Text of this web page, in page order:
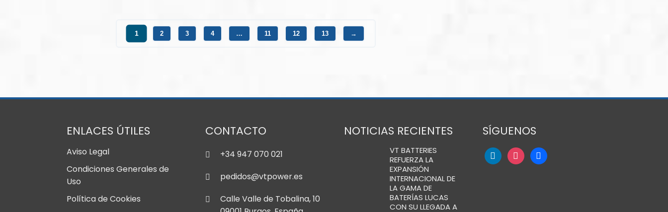
1 2 3 4 … 11 12 13 →
ENLACES ÚTILES
Aviso Legal
Condiciones Generales de
Uso
Política de Cookies
CONTACTO
+34 947 070 021
pedidos@vtpower.es
Calle Valle de Tobalina, 10
NOTICIAS RECIENTES
VT BATTERIES
REFUERZA LA
EXPANSIÓN
INTERNACIONAL DE
LA GAMA DE
BATERÍAS LUCAS
CON SU LLEGADA A
SÍGUENOS